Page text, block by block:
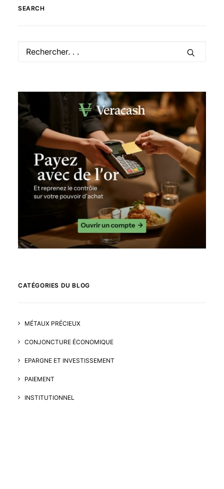
SEARCH
CATÉGORIES DU BLOG
MÉTAUX PRÉCIEUX
CONJONCTURE ÉCONOMIQUE
EPARGNE ET INVESTISSEMENT
PAIEMENT
INSTITUTIONNEL